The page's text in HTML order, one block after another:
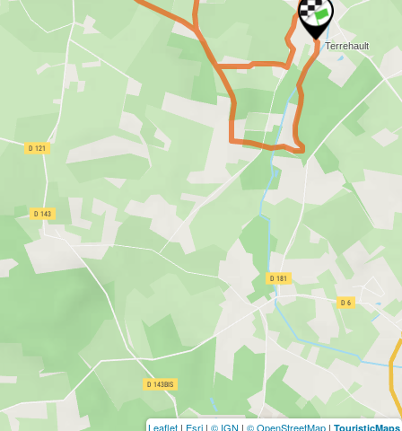
Leaflet | Esri | © IGN | © OpenStreetMap | TouristicMaps